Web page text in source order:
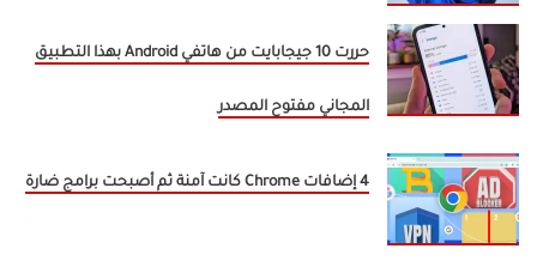
حررت 10 جيجابايت من هاتفي Android بهذا التطبيق
المجاني مفتوح المصدر
4 إضافات Chrome كانت آمنة ثم أصبحت برامج ضارة